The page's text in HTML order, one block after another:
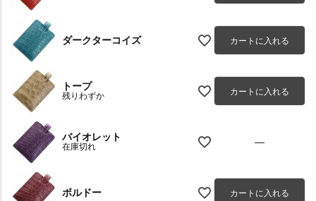
ダークターコイズ カートに入れる
トープ
残りわずか カートに入れる
バイオレット
在庫切れ —
ボルドー カートに入れる